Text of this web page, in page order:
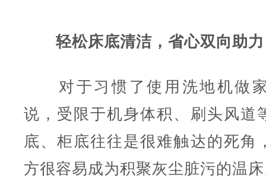
轻松床底清洁，省心双向助力
对于习惯了使用洗地机做
说，受限于机身体积、刷头风道
底、柜底往往是很难触达的死角
方很容易成为积聚灰尘脏污的温